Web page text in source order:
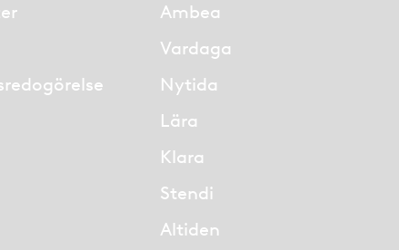
Ambea
Vardaga
Nytida
Lära
Klara
Stendi
Altiden